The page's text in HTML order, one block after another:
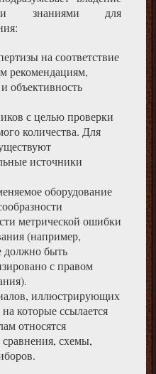
знаниями для
на соответствие
рекомендациям,
объективность
с целью проверки
количества. Для
источники
оборудование
метрической ошибки
(например,
должно быть
с правом
иллюстрирующих
которые ссылается
относятся
схемы,